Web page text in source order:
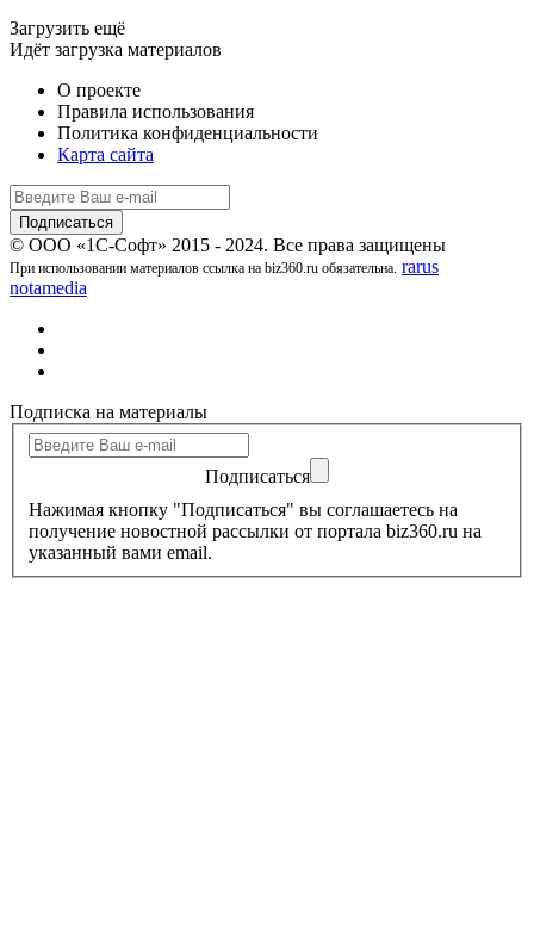
Загрузить ещё
Идёт загрузка материалов
О проекте
Правила использования
Политика конфиденциальности
Карта сайта
© ООО «1С-Софт» 2015 - 2024. Все права защищены
При использовании материалов ссылка на biz360.ru обязательна. rarus
notamedia
Подписка на материалы
Подписаться
Нажимая кнопку "Подписаться" вы соглашаетесь на
получение новостной рассылки от портала biz360.ru на
указанный вами email.